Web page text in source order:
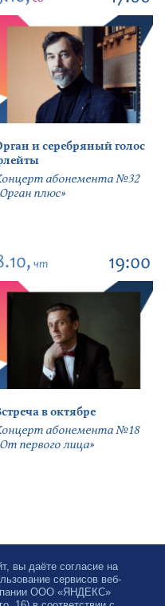
и серебряный голос
абонемента №32
плюс»
чт 19:00
в октябре
абонемента №18
первого лица»
вы даёте согласие на
сервисов веб-
ООО «ЯНДЕКС»